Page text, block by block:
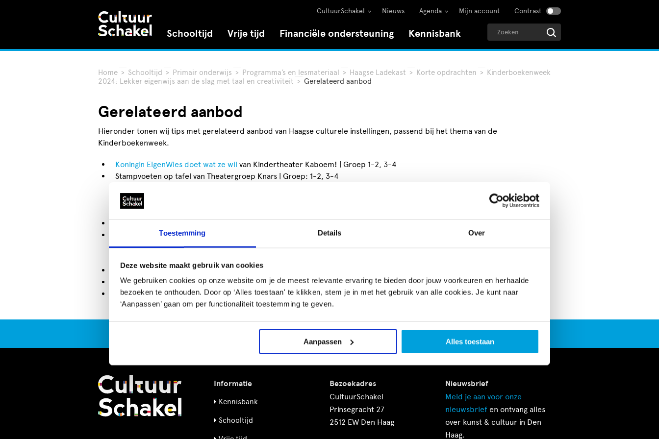
Toestemming Details Over
Deze website maakt gebruik van cookies
We gebruiken cookies op onze website om je de meest relevante ervaring te bieden door jouw voorkeuren en herhaalde
bezoeken te onthouden. Door op ‘Alles toestaan' te klikken, stem je in met het gebruik van alle cookies. Je kunt naar
‘Aanpassen’ gaan om per functionaliteit toestemming te geven.
Aanpassen Alles toestaan
CultuurSchakel Nieuws Agenda Mijn account Contrast
Schooltijd Vrije tijd Financiële ondersteuning Kennisbank
Home > Schooltijd > Primair onderwijs > Programma’s en lesmateriaal > Haagse Ladekast > Korte opdrachten > Kinderboekenweek
2024: Lekker eigenwijs aan de slag met taal en creativiteit > Gerelateerd aanbod
Gerelateerd aanbod
Hieronder tonen wij tips met gerelateerd aanbod van Haagse culturele instellingen, passend bij het thema van de
Kinderboekenweek.
Koningin EigenWies doet wat ze wil van Kindertheater Kaboem! | Groep 1-2, 3-4
Stampvoeten op tafel van Theatergroep Knars | Groep: 1-2, 3-4
Theater & Filmhuis Dakota
Theater De Regentes
Bennie Andersvan Popfactory | Groep 1-2, 3-4
Dansworkshop Eigenwijze drol
van Lonneke van Leth Dans | Groep 3-4, 5-6
Voorstelling in het theater
Lekker stoutvan het Literatuurmuseum/Kinderboekenmuseum| Groep 3-4, 5-6
Kinderboekenweeklesbij Literatuurmuseum/Kinderboekenmuseum | Groep 4-8
De Hoffelijke Hofnarvan Toneelgroep Vest | Groep 5-6, 7-8
CultuurSchakel brengt je verder in kunst en cultuur in Den Haag
Informatie
Kennisbank
Schooltijd
Bezoekadres
CultuurSchakel
Prinsegracht 27
2512 EW Den Haag
Nieuwsbrief
Meld je aan voor onze
nieuwsbrief en ontvang alles
over kunst & cultuur in Den
Haag.